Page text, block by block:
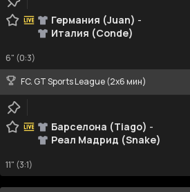
Германия (Juan) -
Италия (Conde)
6" (0:3)
FC. GT Sports League (2х6 мин)
Барселона (Tiago) -
Реал Мадрид (Snake)
11" (3:1)